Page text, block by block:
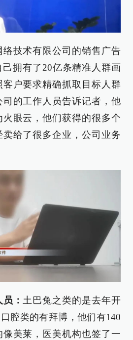
技术有限公司的销售广告
拥有了20亿条精准人群画
户要求精确抓取目标人群
的工作人员告诉记者，他
眼云，他们获得的很多个
卖给了很多企业，公司业务
： 土巴兔之类的是去年开
腔类的有拜博，他们有140
美莱，医美机构也签了一